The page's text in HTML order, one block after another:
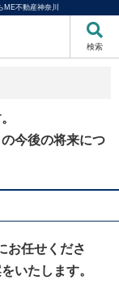
ME不動産神奈川
検索
今後の将来につ
お任せくださ
いたします。